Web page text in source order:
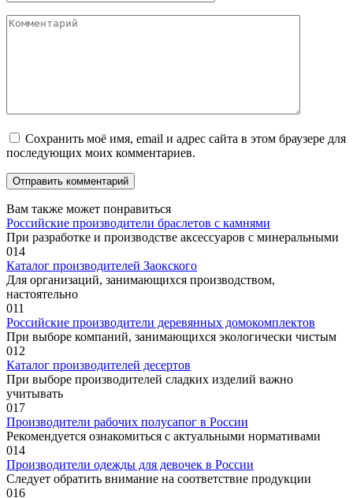
Комментарий
Сохранить моё имя, email и адрес сайта в этом браузере для
последующих моих комментариев.
Вам также может понравиться
Российские производители браслетов с камнями
При разработке и производстве аксессуаров с минеральными
014
Каталог производителей Заокского
Для организаций, занимающихся производством,
настоятельно
011
Российские производители деревянных домокомплектов
При выборе компаний, занимающихся экологически чистым
012
Каталог производителей десертов
При выборе производителей сладких изделий важно
учитывать
017
Производители рабочих полусапог в России
Рекомендуется ознакомиться с актуальными нормативами
014
Производители одежды для девочек в России
Следует обратить внимание на соответствие продукции
016